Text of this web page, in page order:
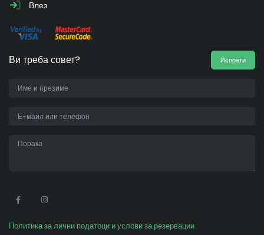
Влез
Ви треба совет? Испрати
Политика за лични податоци и услови за резервации